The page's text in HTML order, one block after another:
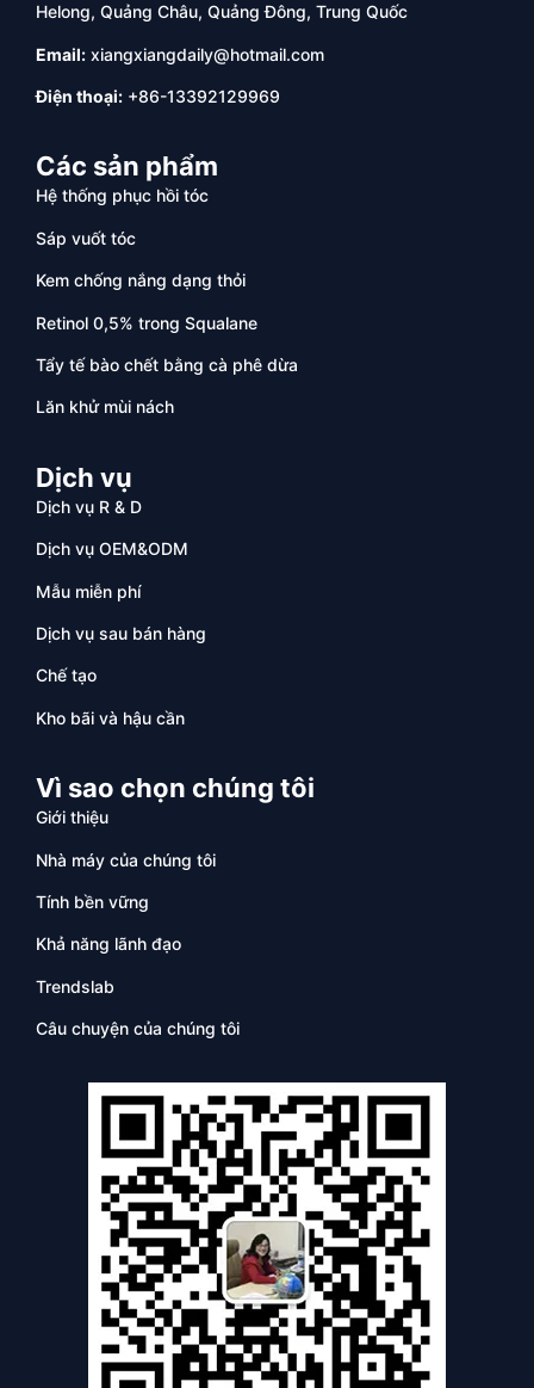
Helong, Quảng Châu, Quảng Đông, Trung Quốc
Email: xiangxiangdaily@hotmail.com
Điện thoại: +86-13392129969
Các sản phẩm
Hệ thống phục hồi tóc
Sáp vuốt tóc
Kem chống nắng dạng thỏi
Retinol 0,5% trong Squalane
Tẩy tế bào chết bằng cà phê dừa
Lăn khử mùi nách
Dịch vụ
Dịch vụ R & D
Dịch vụ OEM&ODM
Mẫu miễn phí
Dịch vụ sau bán hàng
Chế tạo
Kho bãi và hậu cần
Vì sao chọn chúng tôi
Giới thiệu
Nhà máy của chúng tôi
Tính bền vững
Khả năng lãnh đạo
Trendslab
Câu chuyện của chúng tôi